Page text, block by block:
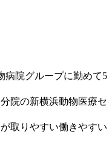
病院グループに勤めて5
院の新横浜動物医療セ
取りやすい働きやすい